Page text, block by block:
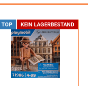
TOP KEIN LAGERBESTAND